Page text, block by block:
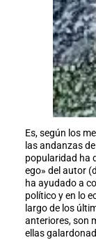
Es, según los
las andanzas de
popularidad ha
ego» del autor
ha ayudado a
político y en lo
largo de los
anteriores, son
ellas